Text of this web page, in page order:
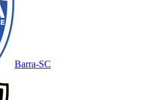
Barra-SC